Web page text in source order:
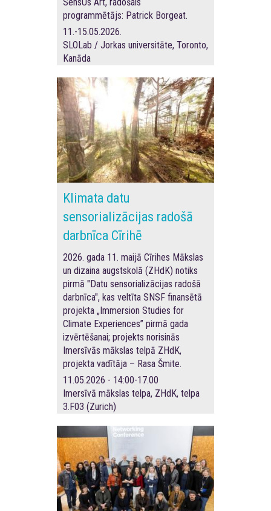
programmētājs: Patrick Borgeat.
11.-15.05.2026.
SLOLab / Jorkas universitāte, Toronto,
Kanāda
Klimata datu
sensorializācijas radošā
darbnīca Cīrihē
2026. gada 11. maijā Cīrihes Mākslas
un dizaina augstskolā (ZHdK) notiks
pirmā "Datu sensorializācijas radošā
darbnīca", kas veltīta SNSF finansētā
projekta „Immersion Studies for
Climate Experiences” pirmā gada
izvērtēšanai; projekts norisinās
Imersīvās mākslas telpā ZHdK,
projekta vadītāja – Rasa Šmite.
11.05.2026 - 14:00-17.00
Imersīvā mākslas telpa, ZHdK, telpa
3.F03 (Zurich)